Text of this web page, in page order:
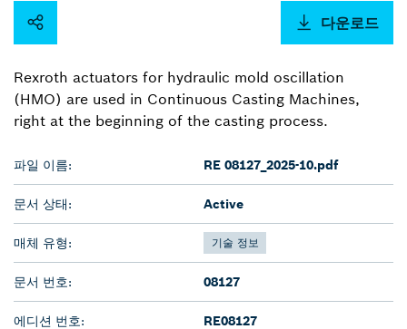
다운로드
Rexroth actuators for hydraulic mold oscillation
(HMO) are used in Continuous Casting Machines,
right at the beginning of the casting process.
파일 이름: RE 08127_2025-10.pdf
문서 상태: Active
매체 유형: 기술 정보
문서 번호: 08127
에디션 번호: RE08127